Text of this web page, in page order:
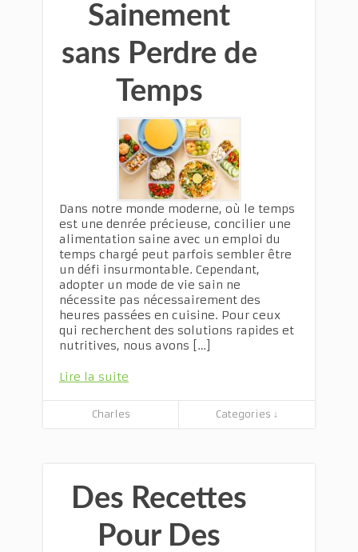
Sainement
sans Perdre de
Temps
Dans notre monde moderne, où le temps
est une denrée précieuse, concilier une
alimentation saine avec un emploi du
temps chargé peut parfois sembler être
un défi insurmontable. Cependant,
adopter un mode de vie sain ne
nécessite pas nécessairement des
heures passées en cuisine. Pour ceux
qui recherchent des solutions rapides et
nutritives, nous avons […]
Lire la suite
Charles Categories ↓
Des Recettes
Pour Des